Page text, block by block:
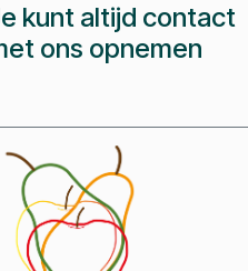
kunt altijd contact
ons opnemen